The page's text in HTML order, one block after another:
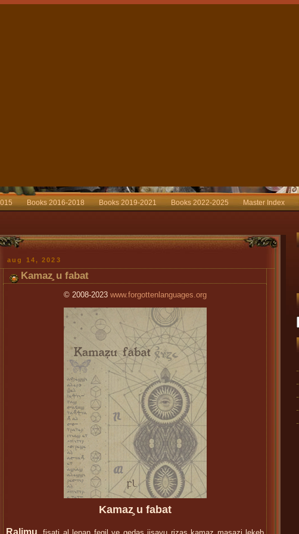
Books 2016-2018 Books 2019-2021 Books 2022-2025 Master Index
aug 14, 2023
Kamaz̧ u fabat
© 2008-2023 www.forgottenlanguages.org
Kamaz̧ u fabat